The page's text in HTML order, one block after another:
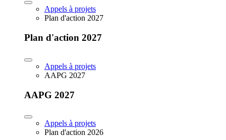
Appels à projets
Plan d'action 2027
Plan d'action 2027
Appels à projets
AAPG 2027
AAPG 2027
Appels à projets
Plan d'action 2026